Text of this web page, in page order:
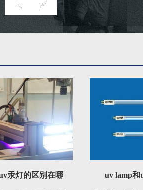
区别在哪 uv lamp和uv led